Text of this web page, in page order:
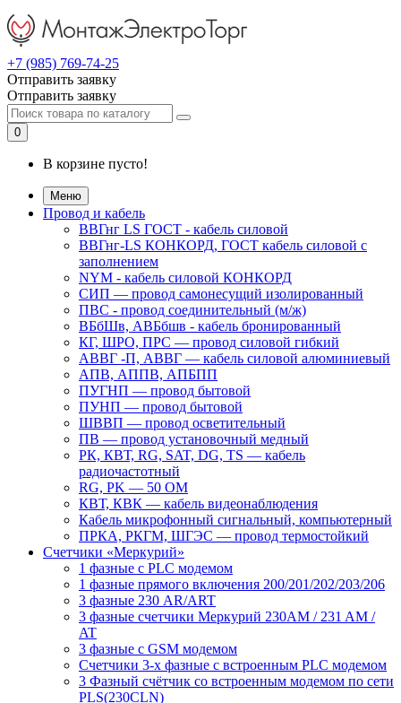
+7 (985) 769-74-25
Отправить заявку
Отправить заявку
0
В корзине пусто!
Меню
Провод и кабель
ВВГнг LS ГОСТ - кабель силовой
ВВГнг-LS КОНКОРД, ГОСТ кабель силовой с
заполнением
NYM - кабель силовой КОНКОРД
СИП ― провод самонесущий изолированный
ПВС - провод соединительный (м/ж)
ВБбШв, АВБбшв - кабель бронированный
КГ, ШРО, ПРС ― провод силовой гибкий
АВВГ -П, АВВГ ― кабель силовой алюминиевый
АПВ, АППВ, АПБПП
ПУГНП — провод бытовой
ПУНП — провод бытовой
ШВВП — провод осветительный
ПВ ― провод установочный медный
РК, КВТ, RG, SAT, DG, TS ― кабель
радиочастотный
RG, PK ― 50 ОМ
КВТ, КВК ― кабель видеонаблюдения
Кабель микрофонный сигнальный, компьютерный
ПРКА, РКГМ, ШГЭС ― провод термостойкий
Счетчики «Меркурий»
1 фазные с PLC модемом
1 фазные прямого включения 200/201/202/203/206
3 фазные 230 AR/ART
3 фазные счетчики Меркурий 230AM / 231 AM /
AT
3 фазные с GSM модемом
Счетчики 3-х фазные с встроенным PLC модемом
3 Фазный счётчик со встроенным модемом по сети
PLS(230CLN)